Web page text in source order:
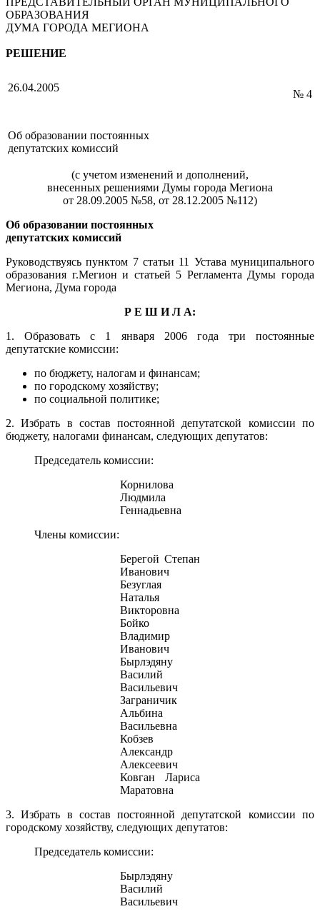
ОБРАЗОВАНИЯ
ДУМА ГОРОДА МЕГИОНА
РЕШЕНИЕ
26.04.2005
№ 4
Об образовании постоянных
депутатских комиссий
(с учетом изменений и дополнений,
внесенных решениями Думы города Мегиона
от 28.09.2005 №58, от 28.12.2005 №112)
Об образовании постоянных
депутатских комиссий
Руководствуясь пунктом 7 статьи 11 Устава муниципального
образования г.Мегион и статьей 5 Регламента Думы города
Мегиона, Дума города
Р Е Ш И Л А:
1. Образовать с 1 января 2006 года три постоянные
депутатские комиссии:
по бюджету, налогам и финансам;
по городскому хозяйству;
по социальной политике;
2. Избрать в состав постоянной депутатской комиссии по
бюджету, налогами финансам, следующих депутатов:
Председатель комиссии:
Корнилова
Людмила
Геннадьевна
Члены комиссии:
Берегой Степан
Иванович
Безуглая
Наталья
Викторовна
Бойко
Владимир
Иванович
Бырлэдяну
Василий
Васильевич
Заграничик
Альбина
Васильевна
Кобзев
Александр
Алексеевич
Ковган Лариса
Маратовна
3. Избрать в состав постоянной депутатской комиссии по
городскому хозяйству, следующих депутатов:
Председатель комиссии:
Бырлэдяну
Василий
Васильевич